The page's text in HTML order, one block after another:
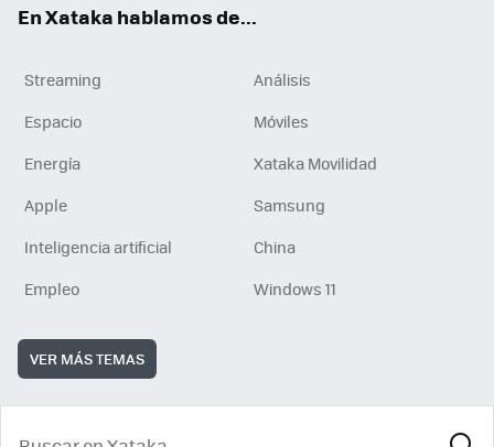
En Xataka hablamos de...
Streaming
Análisis
Espacio
Móviles
Energía
Xataka Movilidad
Apple
Samsung
Inteligencia artificial
China
Empleo
Windows 11
VER MÁS TEMAS